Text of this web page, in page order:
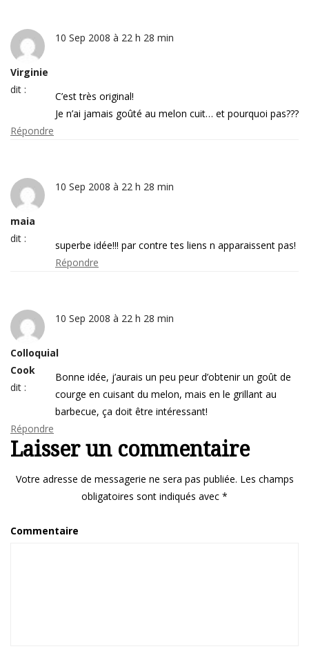
Virginie
dit :
10 Sep 2008 à 22 h 28 min
C’est très original!
Je n’ai jamais goûté au melon cuit… et pourquoi pas???
Répondre
maia
dit :
10 Sep 2008 à 22 h 28 min
superbe idée!!! par contre tes liens n apparaissent pas!
Répondre
Colloquial
Cook
dit :
10 Sep 2008 à 22 h 28 min
Bonne idée, j’aurais un peu peur d’obtenir un goût de
courge en cuisant du melon, mais en le grillant au
barbecue, ça doit être intéressant!
Répondre
Laisser un commentaire
Votre adresse de messagerie ne sera pas publiée. Les champs
obligatoires sont indiqués avec *
Commentaire